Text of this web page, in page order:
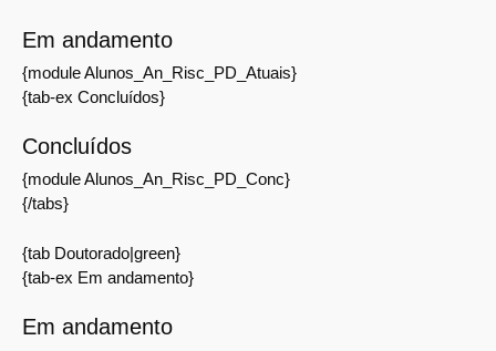
Em andamento
{module Alunos_An_Risc_PD_Atuais}
{tab-ex Concluídos}
Concluídos
{module Alunos_An_Risc_PD_Conc}
{/tabs}
{tab Doutorado|green}
{tab-ex Em andamento}
Em andamento